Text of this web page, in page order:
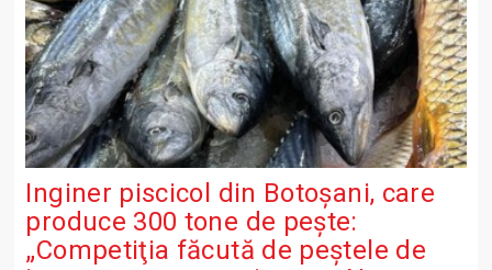
Inginer piscicol din Botoşani, care
produce 300 tone de peşte:
„Competiţia făcută de peştele de